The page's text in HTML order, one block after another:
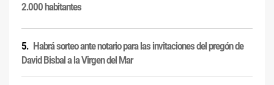
2.000 habitantes
Habrá sorteo ante notario para las invitaciones del pregón de
David Bisbal a la Virgen del Mar